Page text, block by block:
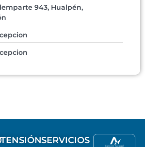
943, Hualpén,
SERVICIOS